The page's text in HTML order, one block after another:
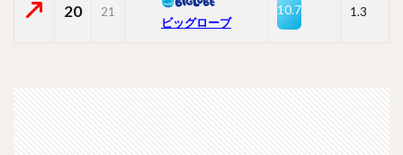
20 21
ビッグローブ
10.7 1.3